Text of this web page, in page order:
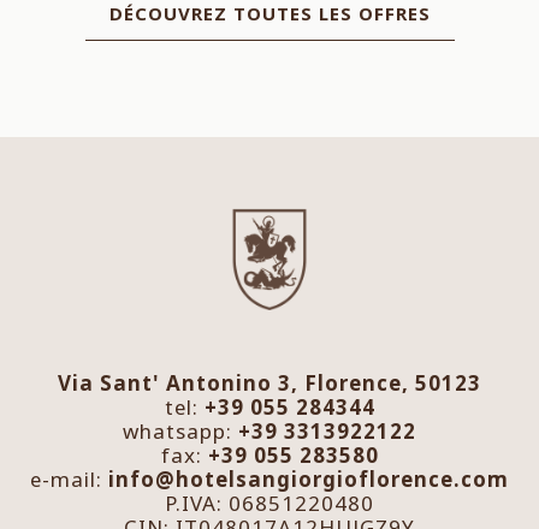
DÉCOUVREZ TOUTES LES OFFRES
Via Sant' Antonino 3, Florence, 50123
tel: +39 055 284344
whatsapp: +39 3313922122
fax: +39 055 283580
e-mail: info@hotelsangiorgioflorence.com
P.IVA: 06851220480